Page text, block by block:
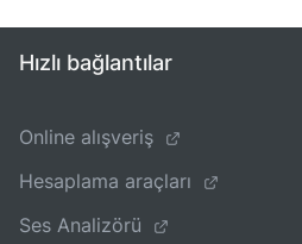
Hızlı bağlantılar
Online alışveriş
Hesaplama araçları
Ses Analizörü